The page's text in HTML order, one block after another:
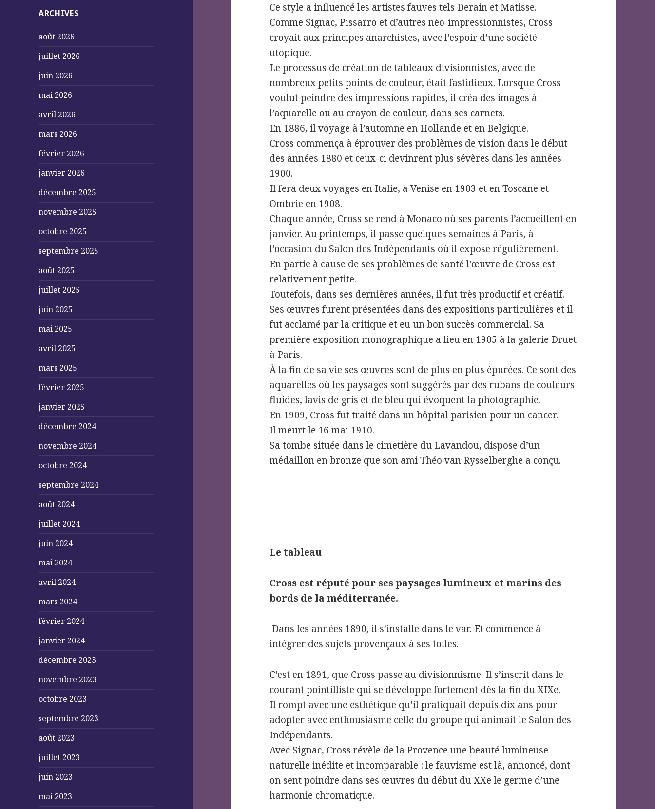
ARCHIVES
août 2026
juillet 2026
juin 2026
mai 2026
avril 2026
mars 2026
février 2026
janvier 2026
décembre 2025
novembre 2025
octobre 2025
septembre 2025
août 2025
juillet 2025
juin 2025
mai 2025
avril 2025
mars 2025
février 2025
janvier 2025
décembre 2024
novembre 2024
octobre 2024
septembre 2024
août 2024
juillet 2024
juin 2024
mai 2024
avril 2024
mars 2024
février 2024
janvier 2024
décembre 2023
novembre 2023
octobre 2023
septembre 2023
août 2023
juillet 2023
juin 2023
mai 2023
Ce style a influencé les artistes fauves tels Derain et Matisse.
Comme Signac, Pissarro et d’autres néo-impressionnistes, Cross
croyait aux principes anarchistes, avec l’espoir d’une société
utopique.
Le processus de création de tableaux divisionnistes, avec de
nombreux petits points de couleur, était fastidieux. Lorsque Cross
voulut peindre des impressions rapides, il créa des images à
l’aquarelle ou au crayon de couleur, dans ses carnets.
En 1886, il voyage à l’automne en Hollande et en Belgique.
Cross commença à éprouver des problèmes de vision dans le début
des années 1880 et ceux-ci devinrent plus sévères dans les années
1900.
Il fera deux voyages en Italie, à Venise en 1903 et en Toscane et
Ombrie en 1908.
Chaque année, Cross se rend à Monaco où ses parents l’accueillent en
janvier. Au printemps, il passe quelques semaines à Paris, à
l’occasion du Salon des Indépendants où il expose régulièrement.
En partie à cause de ses problèmes de santé l’œuvre de Cross est
relativement petite.
Toutefois, dans ses dernières années, il fut très productif et créatif.
Ses œuvres furent présentées dans des expositions particulières et il
fut acclamé par la critique et eu un bon succès commercial. Sa
première exposition monographique a lieu en 1905 à la galerie Druet
à Paris.
À la fin de sa vie ses œuvres sont de plus en plus épurées. Ce sont des
aquarelles où les paysages sont suggérés par des rubans de couleurs
fluides, lavis de gris et de bleu qui évoquent la photographie.
En 1909, Cross fut traité dans un hôpital parisien pour un cancer.
Il meurt le 16 mai 1910.
Sa tombe située dans le cimetière du Lavandou, dispose d’un
médaillon en bronze que son ami Théo van Rysselberghe a conçu.
Le tableau
Cross est réputé pour ses paysages lumineux et marins des
bords de la méditerranée.
Dans les années 1890, il s’installe dans le var. Et commence à
intégrer des sujets provençaux à ses toiles.
C’est en 1891, que Cross passe au divisionnisme. Il s’inscrit dans le
courant pointilliste qui se développe fortement dès la fin du XIXe.
Il rompt avec une esthétique qu’il pratiquait depuis dix ans pour
adopter avec enthousiasme celle du groupe qui animait le Salon des
Indépendants.
Avec Signac, Cross révèle de la Provence une beauté lumineuse
naturelle inédite et incomparable : le fauvisme est là, annoncé, dont
on sent poindre dans ses œuvres du début du XXe le germe d’une
harmonie chromatique.